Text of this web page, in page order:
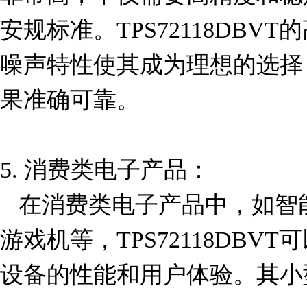
安规标准。TPS72118DBVT
噪声特性使其成为理想的选
果准确可靠。
5. 消费类电子产品：
游戏机等，TPS72118DBVT
设备的性能和用户体验。其